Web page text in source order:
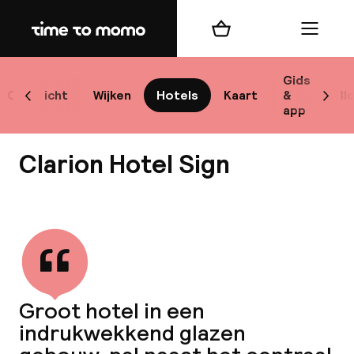
Home
Overzicht Wijken Hotels Kaart
Gids
&
app
Scroll naar links
Winkelmand Menu
Clarion Hotel Sign
Groot hotel in een
indrukwekkend glazen